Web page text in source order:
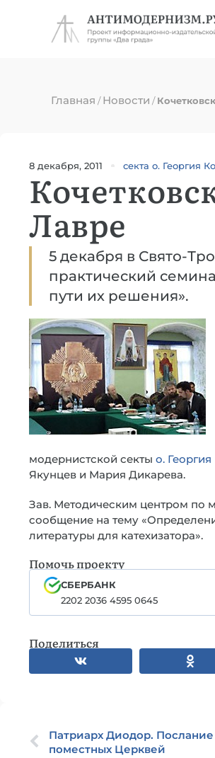
Главная /Новости /
8 декабря, 2011 секта о. Георгия
Лавре
5 декабря в Свято-
практический
пути их решения».
модернистской секты о.
Якунцев и Мария Дикарева.
Зав. Методическим центром по
сообщение на тему
литературы для катехизатора».
Помочь проекту
СБЕРБАНК
2202 2036 4595 0645
Поделиться
Патриарх Диодор. Послание
поместных Церквей